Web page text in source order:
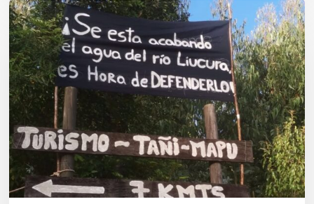
Newen
Leufu
Ligkusra:
«el
Leufu
es
un
espacio
de